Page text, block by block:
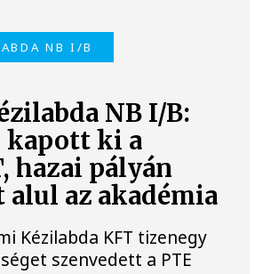
NB I/B
NB I/B:
kapott ki a
hazai pályán
alul az akadémia
Kézilabda KFT tizenegy
szenvedett a PTE